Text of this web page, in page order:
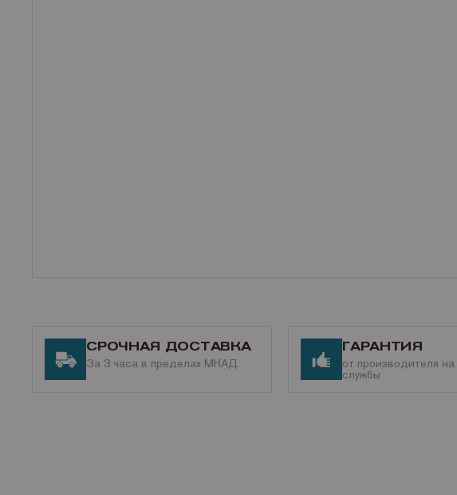
СРОЧНАЯ ДОСТАВКА
За 3 часа в пределах МКАД
ГАРАНТИЯ
от производителя
службы